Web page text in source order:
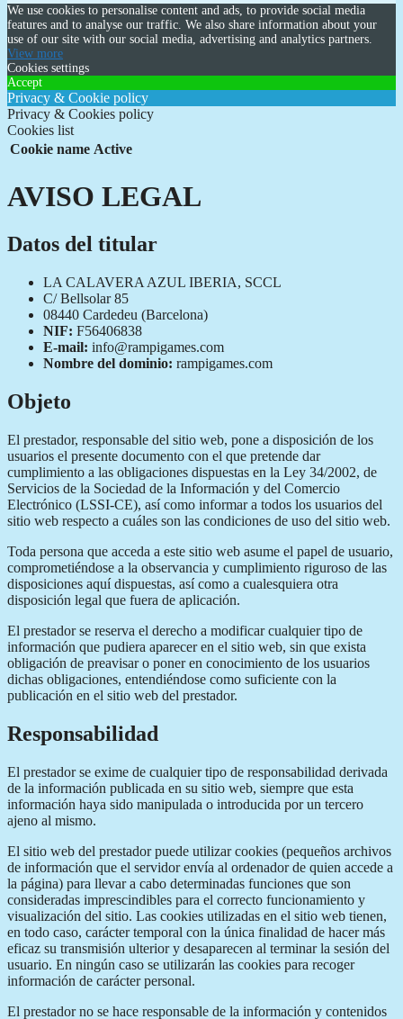
We use cookies to personalise content and ads, to provide social media
features and to analyse our traffic. We also share information about your
use of our site with our social media, advertising and analytics partners.
View more
Cookies settings
Accept
Privacy & Cookie policy
Privacy & Cookies policy
Cookies list
Cookie name Active
AVISO LEGAL
Datos del titular
LA CALAVERA AZUL IBERIA, SCCL
C/ Bellsolar 85
08440 Cardedeu (Barcelona)
NIF: F56406838
E-mail: info@rampigames.com
Nombre del dominio: rampigames.com
Objeto
El prestador, responsable del sitio web, pone a disposición de los
usuarios el presente documento con el que pretende dar
cumplimiento a las obligaciones dispuestas en la Ley 34/2002, de
Servicios de la Sociedad de la Información y del Comercio
Electrónico (LSSI-CE), así como informar a todos los usuarios del
sitio web respecto a cuáles son las condiciones de uso del sitio web.
Toda persona que acceda a este sitio web asume el papel de usuario,
comprometiéndose a la observancia y cumplimiento riguroso de las
disposiciones aquí dispuestas, así como a cualesquiera otra
disposición legal que fuera de aplicación.
El prestador se reserva el derecho a modificar cualquier tipo de
información que pudiera aparecer en el sitio web, sin que exista
obligación de preavisar o poner en conocimiento de los usuarios
dichas obligaciones, entendiéndose como suficiente con la
publicación en el sitio web del prestador.
Responsabilidad
El prestador se exime de cualquier tipo de responsabilidad derivada
de la información publicada en su sitio web, siempre que esta
información haya sido manipulada o introducida por un tercero
ajeno al mismo.
El sitio web del prestador puede utilizar cookies (pequeños archivos
de información que el servidor envía al ordenador de quien accede a
la página) para llevar a cabo determinadas funciones que son
consideradas imprescindibles para el correcto funcionamiento y
visualización del sitio. Las cookies utilizadas en el sitio web tienen,
en todo caso, carácter temporal con la única finalidad de hacer más
eficaz su transmisión ulterior y desaparecen al terminar la sesión del
usuario. En ningún caso se utilizarán las cookies para recoger
información de carácter personal.
El prestador no se hace responsable de la información y contenidos